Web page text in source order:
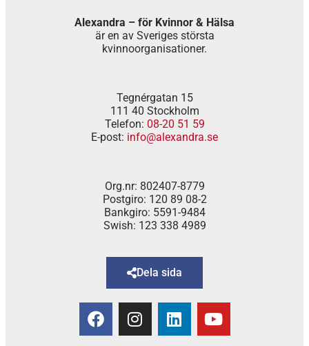
Alexandra – för Kvinnor & Hälsa
är en av Sveriges största
kvinnoorganisationer.
Tegnérgatan 15
111 40 Stockholm
Telefon: 08-20 51 59
E-post: info@alexandra.se
Org.nr: 802407-8779
Postgiro: 120 89 08-2
Bankgiro: 5591-9484
Swish: 123 338 4989
Dela sida